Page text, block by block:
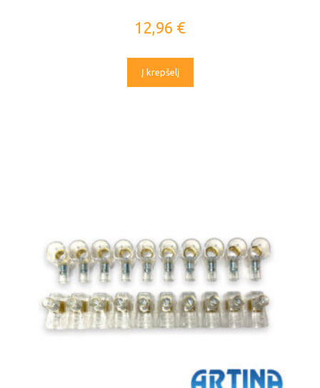
12,96 €
Į krepšelį